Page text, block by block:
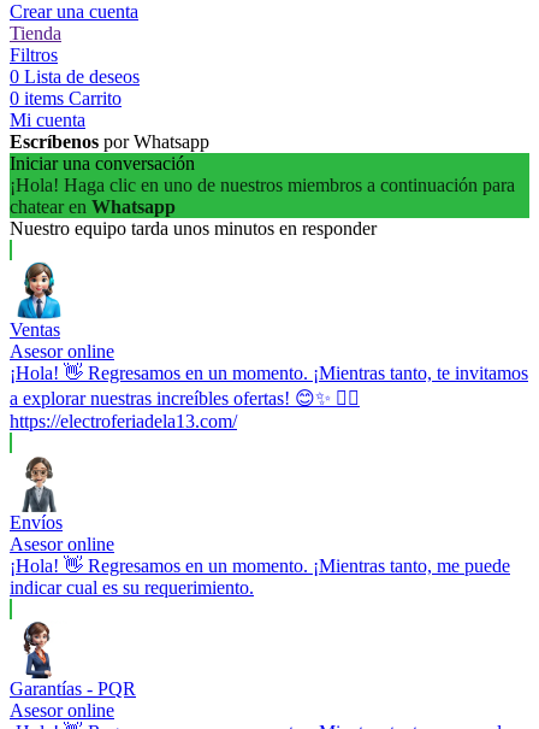
Crear una cuenta
Tienda
Filtros
0 Lista de deseos
0 items Carrito
Mi cuenta
Escríbenos por Whatsapp
Iniciar una conversación
¡Hola! Haga clic en uno de nuestros miembros a continuación para
chatear en Whatsapp
Nuestro equipo tarda unos minutos en responder
Ventas
Asesor online
¡Hola! 👋 Regresamos en un momento. ¡Mientras tanto, te invitamos
a explorar nuestras increíbles ofertas! 😊✨ 👉🏼
https://electroferiadela13.com/
Envíos
Asesor online
¡Hola! 👋 Regresamos en un momento. ¡Mientras tanto, me puede
indicar cual es su requerimiento.
Garantías - PQR
Asesor online